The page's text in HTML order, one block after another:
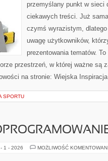
przemyślany punkt w sieci
ciekawych treści. Już
czymś wyrazistym,
uwagę użytkowników,
prezentowania tematów.
przestrzeń, w której ważne są
na stronie: Wiejska
SPORTU
1 - 2026 MOŻLIWOŚĆ